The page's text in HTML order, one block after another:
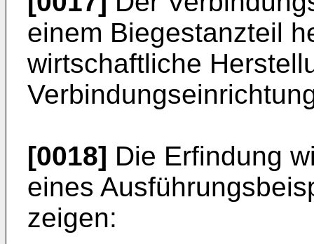
einem Biegestanzteil
wirtschaftliche
[0018] Die Erfindung
eines
zeigen: